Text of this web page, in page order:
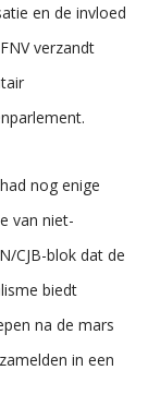
en de invloed
verzandt
nog enige
van niet-
CJB-blok dat de
biedt
na de mars
in een